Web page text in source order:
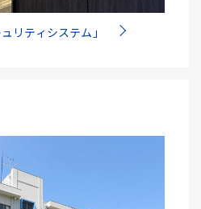
リティシステム」